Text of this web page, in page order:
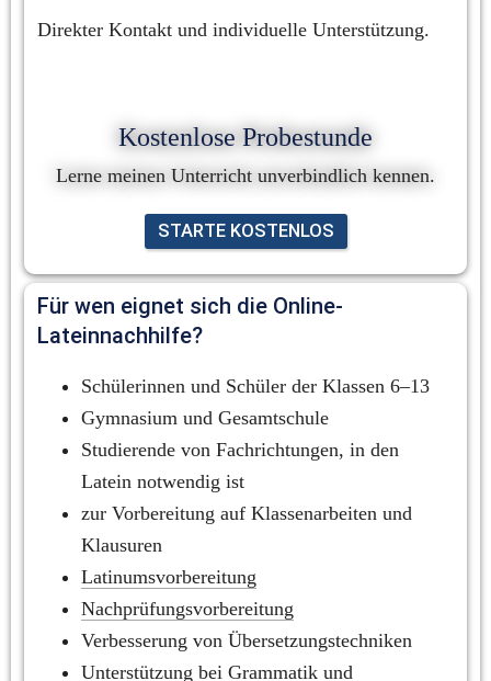
Direkter Kontakt und individuelle Unterstützung.
Kostenlose Probestunde
Lerne meinen Unterricht unverbindlich kennen.
STARTE KOSTENLOS
Für wen eignet sich die Online-
Lateinnachhilfe?
Schülerinnen und Schüler der Klassen 6–13
Gymnasium und Gesamtschule
Studierende von Fachrichtungen, in den
Latein notwendig ist
zur Vorbereitung auf Klassenarbeiten und
Klausuren
Latinumsvorbereitung
Nachprüfungsvorbereitung
Verbesserung von Übersetzungstechniken
Unterstützung bei Grammatik und